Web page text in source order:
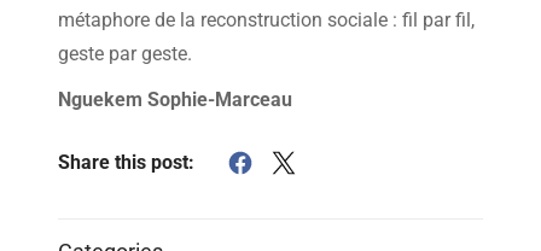
métaphore de la reconstruction sociale : fil par fil,
geste par geste.
Nguekem Sophie-Marceau
Share this post: